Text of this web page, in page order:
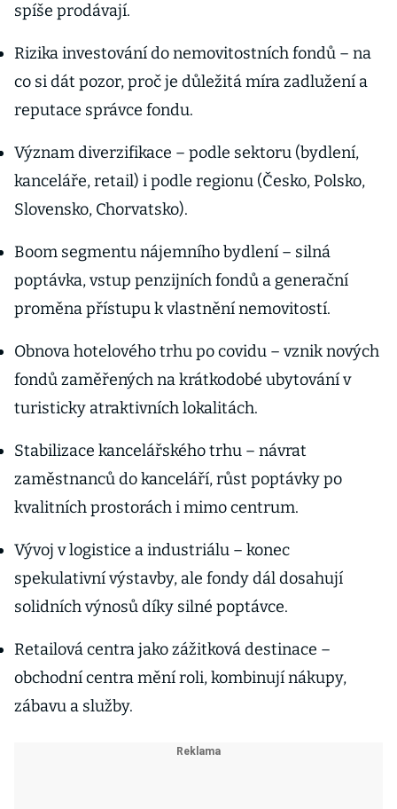
spíše prodávají.
Rizika investování do nemovitostních fondů – na
co si dát pozor, proč je důležitá míra zadlužení a
reputace správce fondu.
Význam diverzifikace – podle sektoru (bydlení,
kanceláře, retail) i podle regionu (Česko, Polsko,
Slovensko, Chorvatsko).
Boom segmentu nájemního bydlení – silná
poptávka, vstup penzijních fondů a generační
proměna přístupu k vlastnění nemovitostí.
Obnova hotelového trhu po covidu – vznik nových
fondů zaměřených na krátkodobé ubytování v
turisticky atraktivních lokalitách.
Stabilizace kancelářského trhu – návrat
zaměstnanců do kanceláří, růst poptávky po
kvalitních prostorách i mimo centrum.
Vývoj v logistice a industriálu – konec
spekulativní výstavby, ale fondy dál dosahují
solidních výnosů díky silné poptávce.
Retailová centra jako zážitková destinace –
obchodní centra mění roli, kombinují nákupy,
zábavu a služby.